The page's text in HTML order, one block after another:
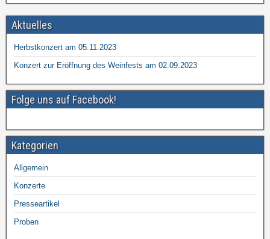
i
e
n
g
e
n
n
g
e
n
c
e
b
o
o
k
tt
er
e
n
Aktuelles
Herbstkonzert am 05.11.2023
Konzert zur Eröffnung des Weinfests am 02.09.2023
Folge uns auf Facebook!
Kategorien
Allgemein
Konzerte
Presseartikel
Proben